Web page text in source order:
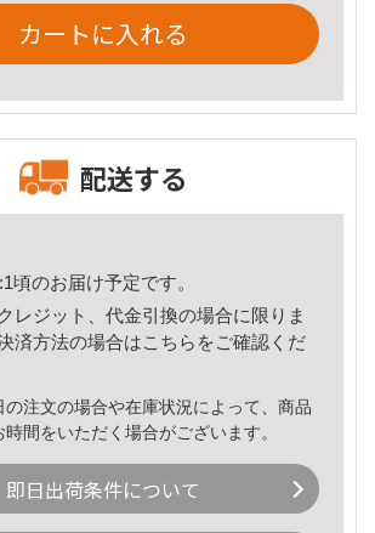
カートに入れる
配送する
頃のお届け予定です。
レジット、代金引換の場合に限りま
済方法の場合はこちら をご確認くだ
注文の場合や在庫状況によって、商品
間をいただく場合がございます。
即日出荷条件について